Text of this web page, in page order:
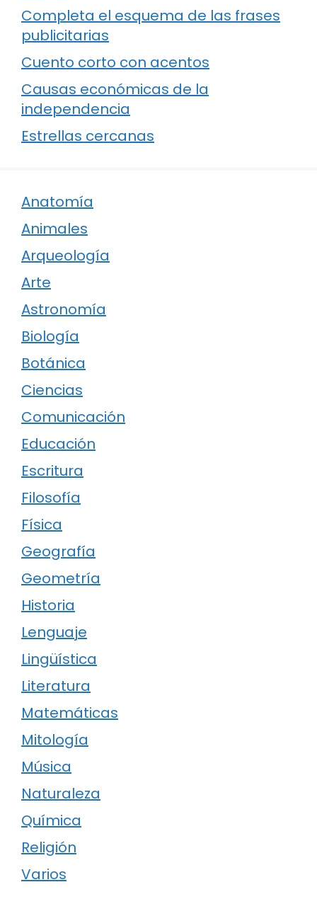
Completa el esquema de las frases
publicitarias
Cuento corto con acentos
Causas económicas de la
independencia
Estrellas cercanas
Anatomía
Animales
Arqueología
Arte
Astronomía
Biología
Botánica
Ciencias
Comunicación
Educación
Escritura
Filosofía
Física
Geografía
Geometría
Historia
Lenguaje
Lingüística
Literatura
Matemáticas
Mitología
Música
Naturaleza
Química
Religión
Varios